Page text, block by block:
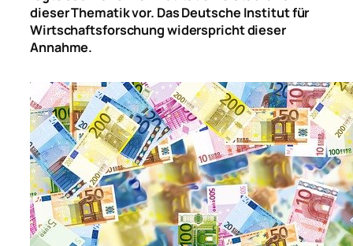
dieser Thematik vor. Das Deutsche Institut für
Wirtschaftsforschung widerspricht dieser
Annahme.